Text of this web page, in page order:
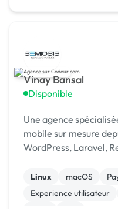
Vinay Bansal
Disponible
Une agence
mobile sur mesure depuis
WordPress, Laravel,
Linux macOS
Experience utilisateur